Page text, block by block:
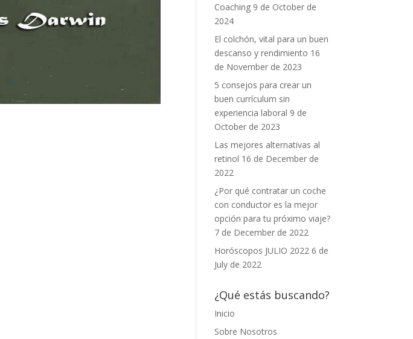
Coaching 9 de October de
2024
El colchón, vital para un buen
descanso y rendimiento 16
de November de 2023
5 consejos para crear un
buen currículum sin
experiencia laboral 9 de
October de 2023
Las mejores alternativas al
retinol 16 de December de
2022
¿Por qué contratar un coche
con conductor es la mejor
opción para tu próximo viaje?
7 de December de 2022
Horóscopos JULIO 2022 6 de
July de 2022
¿Qué estás buscando?
Inicio
Sobre Nosotros